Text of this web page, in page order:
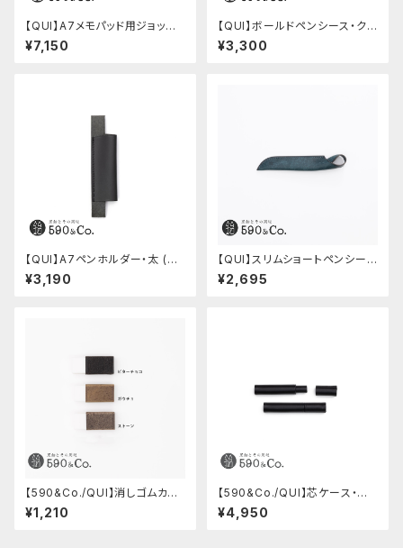
【QUI】A7メモパッド用ジョッタ
ー・ブッテーロ (ワイン)
¥7,150
【QUI】ボールドペンシース・ク
ードゥー (ブルー)
¥3,300
【QUI】A7ペンホルダー・太 (ブ
ラック)
¥3,190
【QUI】スリムショートペンシー
ス・プエブロ (ペトローリオ)
¥2,695
【590&Co./QUI】消しゴムカバ
ーS・クードゥー
¥1,210
【590&Co./QUI】芯ケース・ブッ
テーロ (ブラック)
¥4,950